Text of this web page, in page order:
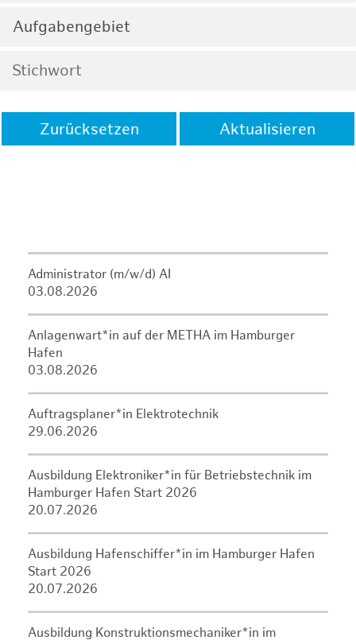
Aufgabengebiet
Zurücksetzen Aktualisieren
Administrator (m/w/d) AI
03.08.2026
Anlagenwart*in auf der METHA im Hamburger
Hafen
03.08.2026
Auftragsplaner*in Elektrotechnik
29.06.2026
Ausbildung Elektroniker*in für Betriebstechnik im
Hamburger Hafen Start 2026
20.07.2026
Ausbildung Hafenschiffer*in im Hamburger Hafen
Start 2026
20.07.2026
Ausbildung Konstruktionsmechaniker*in im